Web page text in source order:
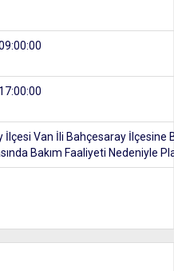
İlçesi Van İli Bahçesaray İlçesine
Bakım Faaliyeti Nedeniyle